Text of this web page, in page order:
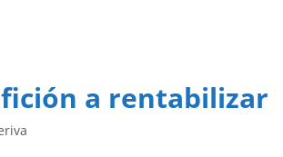
a rentabilizar